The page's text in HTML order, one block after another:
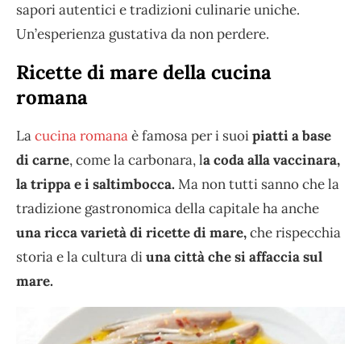
sapori autentici e tradizioni culinarie uniche.
Un’esperienza gustativa da non perdere.
Ricette di mare della cucina
romana
Lacucina romanaè famosa per i suoipiatti a base
di carne, come la carbonara, la coda alla vaccinara,
la trippa e i saltimbocca. Ma non tutti sanno che la
tradizione gastronomica della capitale ha anche
una ricca varietà di ricette di mare,che rispecchia
storia e la cultura diuna città che si affaccia sul
mare.